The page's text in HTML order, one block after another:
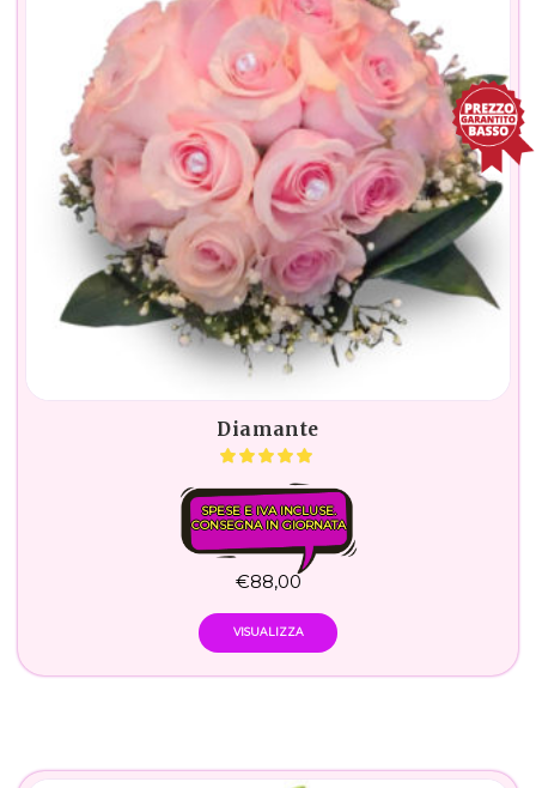
Diamante
SPESE E IVA INCLUSE.
CONSEGNA IN GIORNATA
€88,00
VISUALIZZA